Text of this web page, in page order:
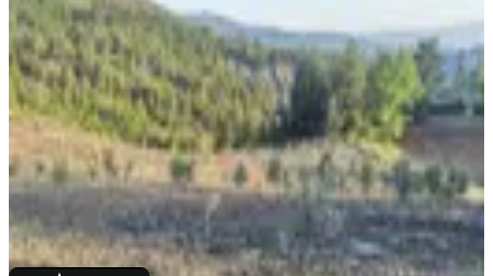
Kale, Özlüce Mahallesi
14533 m² ·186/m²· 09.07.2025
2.700.000 ₺ 3.000.000 ₺
FARK 20 GAYRIMENKULDilek Akincilar
Ara